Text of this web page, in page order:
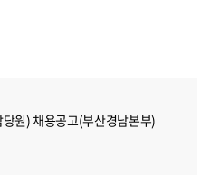
원) 채용공고(부산경남본부)